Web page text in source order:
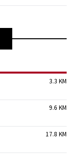
3.3 KM
9.6 KM
17.8 KM